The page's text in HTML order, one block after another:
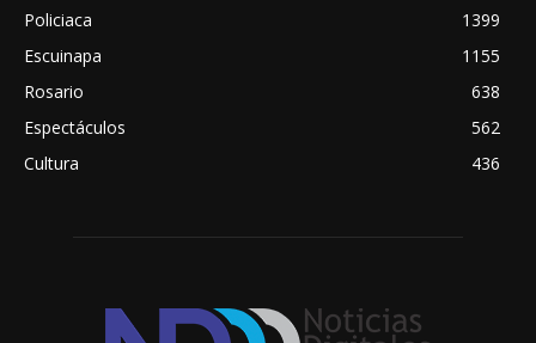
Policiaca
1399
Escuinapa
1155
Rosario
638
Espectáculos
562
Cultura
436